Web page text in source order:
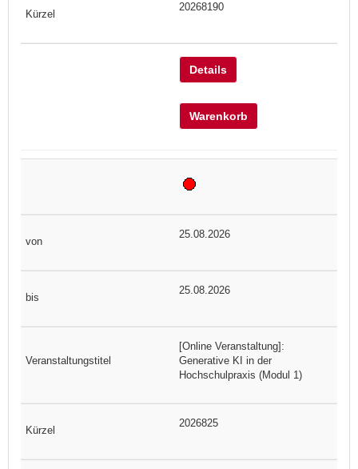
20268190
Details
Warenkorb
25.08.2026
25.08.2026
[Online Veranstaltung]:
Generative KI in der
Hochschulpraxis (Modul 1)
2026825